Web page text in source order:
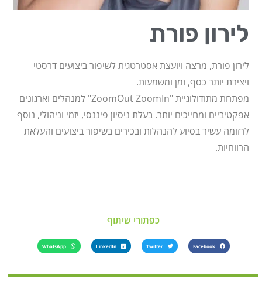
לירון פורת
לירון פורת, מרצה ויועצת אסטרטגית לשיפור ביצועים דרסטי
ויצירת יותר כסף, זמן ומשמעות.
מפתחת מתודולוגיית "ZoomOut ZoomIn" למנהלים וארגונים
אפקטיביים ומחייכים יותר. בעלת ניסיון פיננסי, יזמי וניהולי, נוסף
לרזומה עשיר בסיוע להנהלות ובכירים בשיפור ביצועים והעלאת
הרווחיות.
כפתורי שיתוף
Facebook
Twitter
LinkedIn
WhatsApp